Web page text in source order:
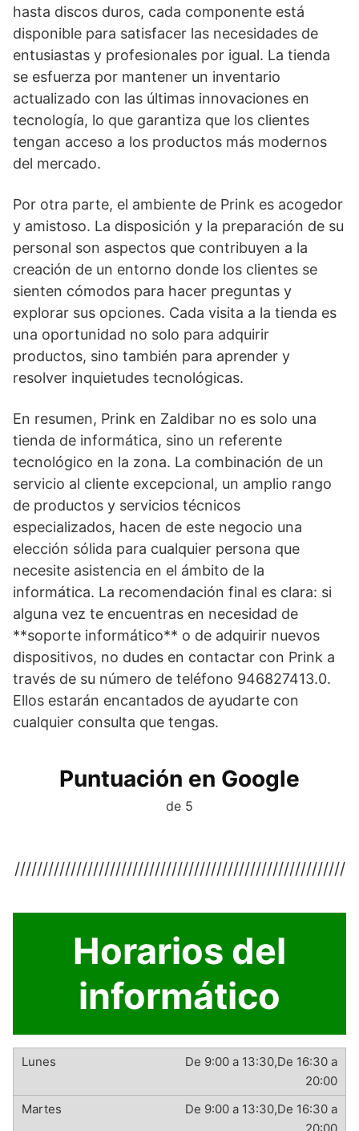
hasta discos duros, cada componente está
disponible para satisfacer las necesidades de
entusiastas y profesionales por igual. La tienda
se esfuerza por mantener un inventario
actualizado con las últimas innovaciones en
tecnología, lo que garantiza que los clientes
tengan acceso a los productos más modernos
del mercado.
Por otra parte, el ambiente de Prink es acogedor
y amistoso. La disposición y la preparación de su
personal son aspectos que contribuyen a la
creación de un entorno donde los clientes se
sienten cómodos para hacer preguntas y
explorar sus opciones. Cada visita a la tienda es
una oportunidad no solo para adquirir
productos, sino también para aprender y
resolver inquietudes tecnológicas.
En resumen, Prink en Zaldibar no es solo una
tienda de informática, sino un referente
tecnológico en la zona. La combinación de un
servicio al cliente excepcional, un amplio rango
de productos y servicios técnicos
especializados, hacen de este negocio una
elección sólida para cualquier persona que
necesite asistencia en el ámbito de la
informática. La recomendación final es clara: si
alguna vez te encuentras en necesidad de
**soporte informático** o de adquirir nuevos
dispositivos, no dudes en contactar con Prink a
través de su número de teléfono 946827413.0.
Ellos estarán encantados de ayudarte con
cualquier consulta que tengas.
Puntuación en Google
de 5
///////////////////////////////////////////////////////////
Horarios del
informático
De 9:00 a 13:30,De 16:30 a
20:00
De 9:00 a 13:30,De 16:30 a